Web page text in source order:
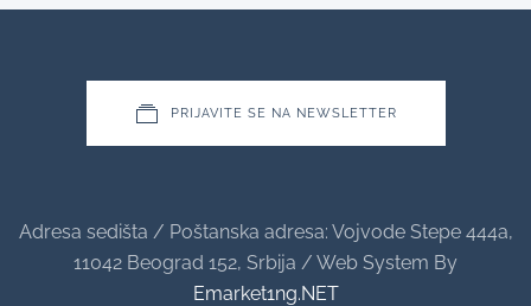
PRIJAVITE SE NA NEWSLETTER
Adresa sedišta / Poštanska adresa: Vojvode Stepe 444a,
11042 Beograd 152, Srbija / Web System By
Emarket1ng.NET